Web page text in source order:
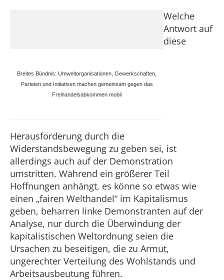
Breites Bündnis: Umweltorganisationen, Gewerkschaften,
Parteien und Initiativen machen gemeinsam gegen das
Freihandelsabkommen mobil
Welche
Antwort auf
diese
Herausforderung durch die
Widerstandsbewegung zu geben sei, ist
allerdings auch auf der Demonstration
umstritten. Während ein größerer Teil
Hoffnungen anhängt, es könne so etwas wie
einen „fairen Welthandel“ im Kapitalismus
geben, beharren linke Demonstranten auf der
Analyse, nur durch die Überwindung der
kapitalistischen Weltordnung seien die
Ursachen zu beseitigen, die zu Armut,
ungerechter Verteilung des Wohlstands und
Arbeitsausbeutung führen.